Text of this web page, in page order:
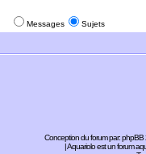
Messages Sujets
Conception du forum par:phpBB
| Aquariolo est un forum